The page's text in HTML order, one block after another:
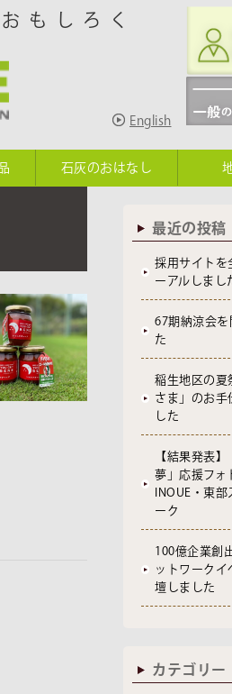
もしろく
English
石灰のおはなし
最近の投稿
採用サイトを
ーアルしまし
67期納涼会を
た
稲生地区の夏
さま」のお手
した
【結果発表
夢」応援フォ
INOUE・東
ーク
100億企業創
ットワークイ
壇しました
カテゴリー